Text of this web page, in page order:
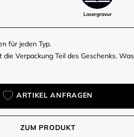
Lasergravur
für jeden Typ.
Verpackung Teil des Geschenks.
ARTIKEL ANFRAGEN
ZUM PRODUKT